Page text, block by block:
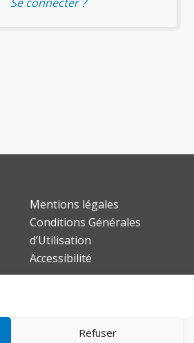
Mentions légales
Conditions Générales
d’Utilisation
Accessibilité
Refuser